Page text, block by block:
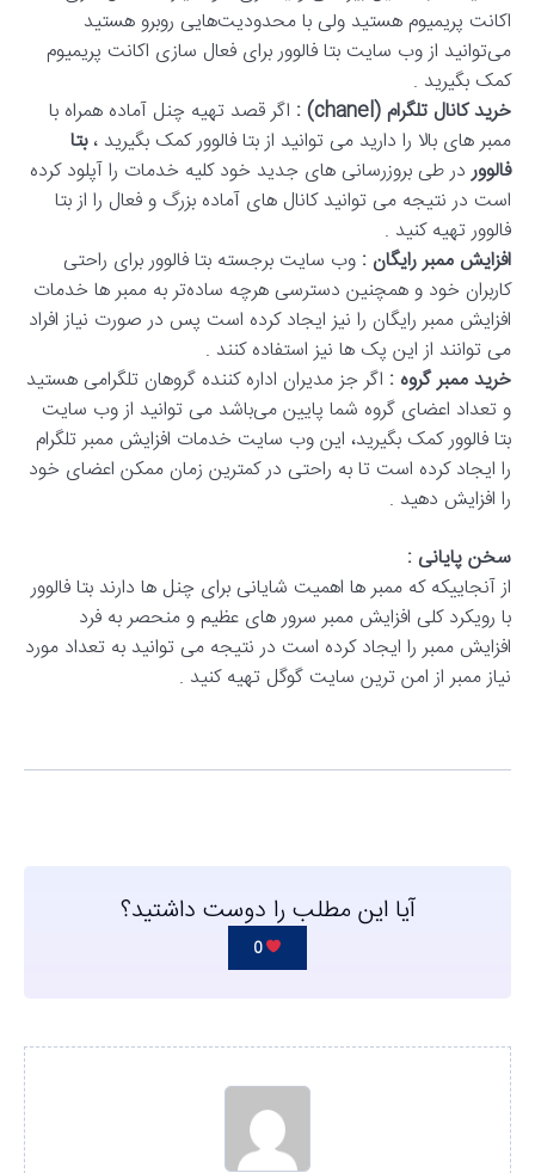
اکانت پریمیوم هستید ولی با محدودیت‌هایی روبرو هستید
می‌توانید از وب سایت بتا فالوور برای فعال سازی اکانت پریمیوم
کمک بگیرید .
خرید کانال تلگرام (chanel) :
اگر قصد تهیه چنل آماده همراه با
ممبر های بالا را دارید می توانید از بتا فالوور کمک بگیرید ،بتا
فالووردر طی بروزرسانی های جدید خود کلیه خدمات را آپلود کرده
است در نتیجه می توانید کانال های آماده بزرگ و فعال را از بتا
فالوور تهیه کنید .
افزایش ممبر رایگان : وب سایت برجسته بتا فالوور برای راحتی
کاربران خود و همچنین دسترسی هرچه ساده‌تر به ممبر ها خدمات
افزایش ممبر رایگان را نیز ایجاد کرده است پس در صورت نیاز افراد
می توانند از این پک ها نیز استفاده کنند .
خرید ممبر گروه : اگر جز مدیران اداره کننده گروهان تلگرامی هستید
و تعداد اعضای گروه شما پایین می‌باشد می توانید از وب سایت
بتا فالوور کمک بگیرید، این وب سایت خدمات افزایش ممبر تلگرام
را ایجاد کرده است تا به راحتی در کمترین زمان ممکن اعضای خود
را افزایش دهید .
سخن پایانی :
از آنجاییکه که ممبر ها اهمیت شایانی برای چنل ها دارند بتا فالوور
با رویکرد کلی افزایش ممبر سرور های عظیم و منحصر به فرد
افزایش ممبر را ایجاد کرده است در نتیجه می توانید به تعداد مورد
نیاز ممبر از امن ترین سایت گوگل تهیه کنید .
آیا این مطلب را دوست داشتید؟
0